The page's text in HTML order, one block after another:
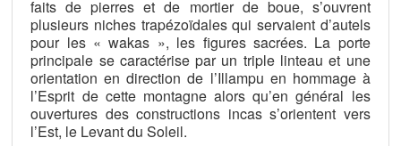
faits de pierres et de mortier de boue, s’ouvrent
plusieurs niches trapézoïdales qui servaient d’autels
pour les « wakas », les figures sacrées. La porte
principale se caractérise par un triple linteau et une
orientation en direction de l’Illampu en hommage à
l’Esprit de cette montagne alors qu’en général les
ouvertures des constructions incas s’orientent vers
l’Est, le Levant du Soleil.